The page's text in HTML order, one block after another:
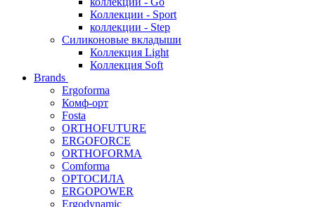
Коллекции - Sport
коллекции - Step
Силиконовые вкладыши
Коллекция Light
Коллекция Soft
Brands
Ergoforma
Комф-орт
Fosta
ORTHOFUTURE
ERGOFORCE
ORTHOFORMA
Comforma
ОРТОСИЛА
ERGOPOWER
Ergodynamic